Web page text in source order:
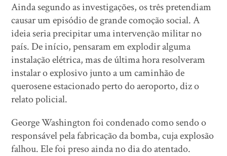
Ainda segundo as investigações, os três pretendiam
causar um episódio de grande comoção social. A
ideia seria precipitar uma intervenção militar no
país. De início, pensaram em explodir alguma
instalação elétrica, mas de última hora resolveram
instalar o explosivo junto a um caminhão de
querosene estacionado perto do aeroporto, diz o
relato policial.
George Washington foi condenado como sendo o
responsável pela fabricação da bomba, cuja explosão
falhou. Ele foi preso ainda no dia do atentado.